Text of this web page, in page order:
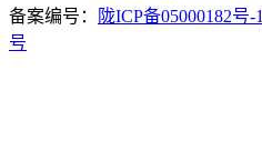
备案编号： 陇ICP备05000182号-1
号